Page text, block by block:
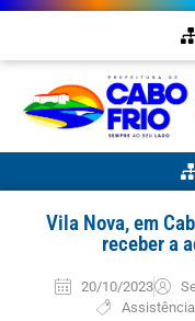
Vila Nova, em
receber a
20/10/2023